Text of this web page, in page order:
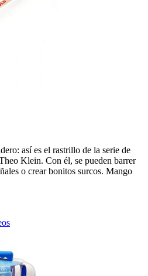
así es el rastrillo de la serie de
Klein. Con él, se pueden barrer
o crear bonitos surcos. Mango